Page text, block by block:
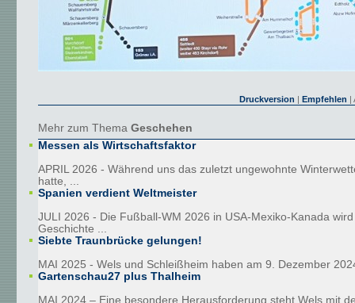
Druckversion | Empfehlen |
Mehr zum Thema Geschehen
Messen als Wirtschaftsfaktor
APRIL 2026 - Während uns das zuletzt ungewohnte
hatte, ...
Spanien verdient Weltmeister
JULI 2026 - Die Fußball-WM 2026 in USA-Mexiko-Kanada
Geschichte ...
Siebte Traunbrücke gelungen!
MAI 2025 - Wels und Schleißheim haben am 9. Dezember
Gartenschau27 plus Thalheim
MAI 2024 – Eine besondere Herausforderung steht Wels mit